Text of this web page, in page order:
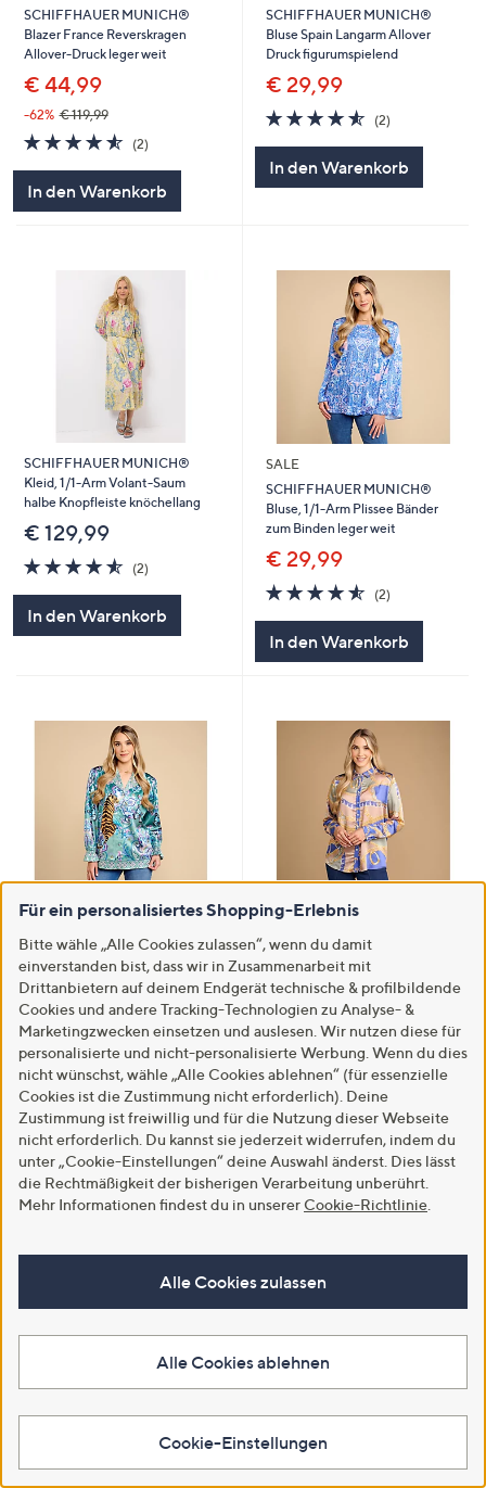
SCHIFFHAUER MUNICH®
Blazer France Reverskragen
Allover-Druck leger weit
€ 44,99
-62% € 119,99
4.5
von
5
(2)
In den Warenkorb
SCHIFFHAUER MUNICH®
Bluse Spain Langarm Allover
Druck figurumspielend
€ 29,99
4.5
von
(2)2
In den Warenkorb
SCHIFFHAUER MUNICH®
Kleid, 1/1-Arm Volant-Saum
halbe Knopfleiste knöchellang
€ 129,99
4.5
von
5
(2)
In den Warenkorb
SALE
SCHIFFHAUER MUNICH®
Bluse, 1/1-Arm Plissee Bänder
zum Binden leger weit
€ 29,99
4.5
von
5
(2)
In den Warenkorb
SALE
SCHIFFHAUER MUNICH®
Blusenjacke, 1/1-Arm
Reverskragen Spitzendetails
figurumspielend
€ 34,99
-68% € 109,99
4.5
von
5
2
Bewertungen
In den Warenkorb
SALE
SCHIFFHAUER MUNICH®
Bluse langarm Hemdkragen
€ 39,99
4.4
von
5
(5)5
Bewertungen
Weitere Farben verfügbar
In den Warenkorb
Rundhalsausschnitt Allover
Jeans France Rundumdehnbund
Eingrifftaschen weites Bein
Für ein personalisiertes Shopping-Erlebnis
Bitte wähle „Alle Cookies zulassen“, wenn du damit
einverstanden bist, dass wir in Zusammenarbeit mit
Drittanbietern auf deinem Endgerät technische & profilbildende
Cookies und andere Tracking-Technologien zu Analyse- &
Marketingzwecken einsetzen und auslesen. Wir nutzen diese für
personalisierte und nicht-personalisierte Werbung. Wenn du dies
nicht wünschst, wähle „Alle Cookies ablehnen“ (für essenzielle
Cookies ist die Zustimmung nicht erforderlich). Deine
Zustimmung ist freiwillig und für die Nutzung dieser Webseite
nicht erforderlich. Du kannst sie jederzeit widerrufen, indem du
unter „Cookie-Einstellungen“ deine Auswahl änderst. Dies lässt
die Rechtmäßigkeit der bisherigen Verarbeitung unberührt.
Mehr Informationen findest du in unserer Cookie-Richtlinie
Alle Cookies zulassen
Alle Cookies ablehnen
Cookie-Einstellungen